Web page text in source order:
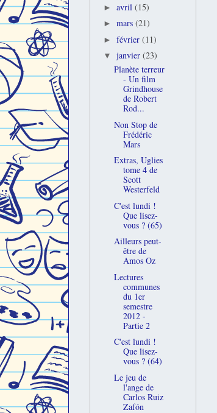
► avril (15)
► mars (21)
► février (11)
▼ janvier (23)
Planète terreur
- Un film
Grindhouse
de Robert
Rod...
Non Stop de
Frédéric
Mars
Extras, Uglies
tome 4 de
Scott
Westerfeld
C'est lundi !
Que lisez-
vous ? (65)
Ailleurs peut-
être de
Amos Oz
Lectures
communes
du 1er
semestre
2012 -
Partie 2
C'est lundi !
Que lisez-
vous ? (64)
Le jeu de
l'ange de
Carlos Ruiz
Zafón